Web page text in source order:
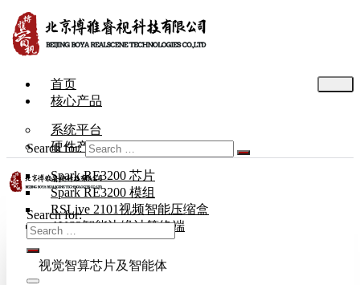
首页
核心产品
系统平台
硬件产品
Spark RE3200 芯片
Spark RE3200 模组
RSLive 2101视频智能压缩盒
AVS3智能边缘计算终端
视觉智算芯片及智能体
Search for:
Search for: